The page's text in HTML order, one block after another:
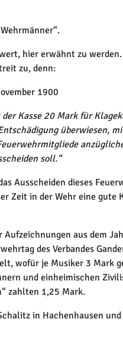
hier erwähnt zu
zu, denn:
1900
Kasse 20 Mark für
überwiesen,
soll.“
Ausscheiden dieses
Zeit in der Wehr eine gute
aus dem
des Verbandes
wofür je Musiker 3 Mark
und einheimischen
zahlten 1,25 Mark.
in Hachenhausen